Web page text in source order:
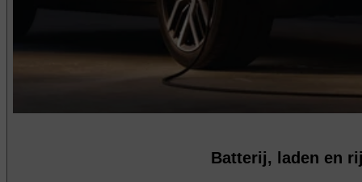
Batterij, laden en